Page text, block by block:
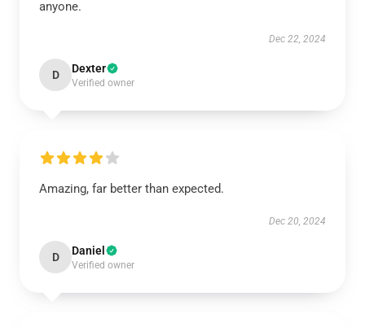
anyone.
Dec 22, 2024
D Dexter
Verified owner
Amazing, far better than expected.
Dec 20, 2024
D Daniel
Verified owner